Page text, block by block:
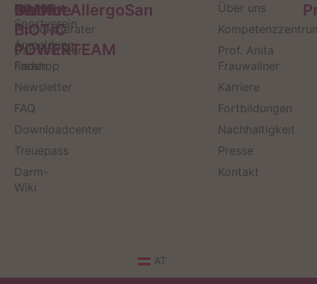
Service
Kontakt
Produktberater
Darmberater
finden
Newsletter
FAQ
Downloadcenter
Treuepass
Darm-
Wiki
OMNi-
BiOTiC
POWERTEAM
Infos zum
Sportverein
Anmeldung
Fanshop
Institut AllergoSan
Über uns
Prof. Anita
Frauwallner
Karriere
Fortbildungen
Nachhaltigkeit
Presse
Kontakt
AT